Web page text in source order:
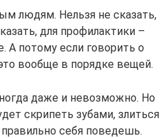
людям. Нельзя не сказать,
для профилактики –
А потому если говорить о
вообще в порядке вещей.
даже и невозможно. Но
скрипеть зубами, злиться
себя поведешь.